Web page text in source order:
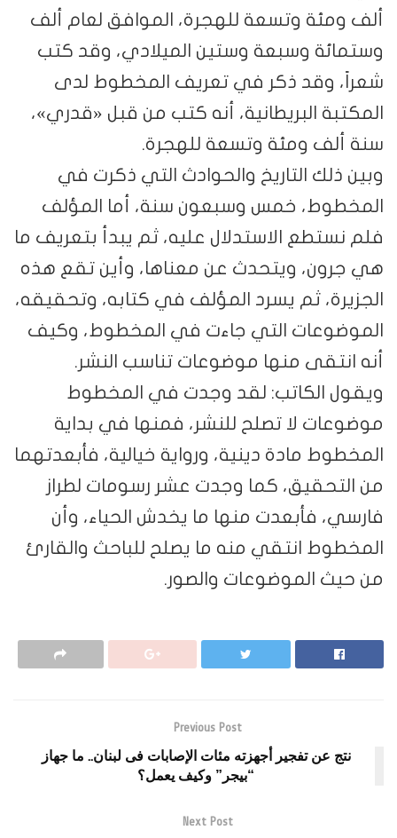
ألف ومئة وتسعة للهجرة، الموافق لعام ألف
وستمائة وسبعة وستين الميلادي، وقد كتب
شعراً، وقد ذكر في تعريف المخطوط لدى
المكتبة البريطانية، أنه كتب من قبل «قدري»،
سنة ألف ومئة وتسعة للهجرة.
وبين ذلك التاريخ والحوادث التي ذكرت في
المخطوط، خمس وسبعون سنة، أما المؤلف
فلم نستطع الاستدلال عليه، ثم يبدأ بتعريف ما
هي جرون، ويتحدث عن معناها، وأين تقع هذه
الجزيرة، ثم يسرد المؤلف في كتابه، وتحقيقه،
الموضوعات التي جاءت في المخطوط، وكيف
أنه انتقى منها موضوعات تناسب النشر.
ويقول الكاتب: لقد وجدت في المخطوط
موضوعات لا تصلح للنشر، فمنها في بداية
المخطوط مادة دينية، ورواية خيالية، فأبعدتهما
من التحقيق، كما وجدت عشر رسومات لطراز
فارسي، فأبعدت منها ما يخدش الحياء، وأن
المخطوط انتقي منه ما يصلح للباحث والقارئ
من حيث الموضوعات والصور.
Previous Post
نتج عن تفجير أجهزته مئات الإصابات فى لبنان.. ما جهاز
“بيجر” وكيف يعمل؟
Next Post